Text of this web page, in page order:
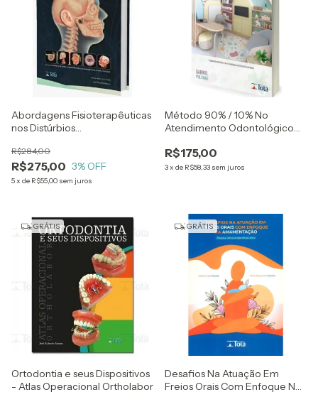
Abordagens Fisioterapêuticas
nos Distúrbios
R$275,00
R$284,00
3% OFF
5x de R$55,00 sem juros
Método 90% / 10% No
Atendimento Odontológico
E Das Fraseologias - Gabriel
Politano
R$175,00
3x de R$58,33 sem juros
GRÁTIS
Ortodontia e seus Dispositivos
- Atlas Operacional Ortholabor
GRÁTIS
Desafios Na Atuação Em
Freios Orais Com Enfoque Na